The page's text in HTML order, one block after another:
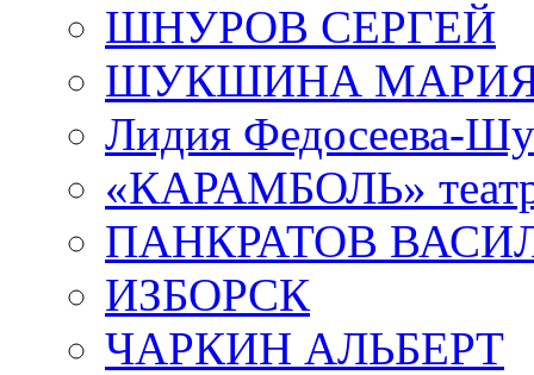
ШНУРОВ СЕРГЕЙ
ШУКШИНА
Лидия Федосеева-
«КАРАМБОЛЬ»
ПАНКРАТОВ
ИЗБОРСК
ЧАРКИН АЛЬБЕРТ